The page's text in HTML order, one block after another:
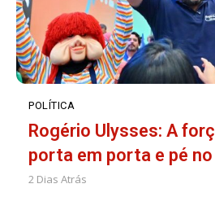
POLÍTICA
Rogério Ulysses: A
porta em porta e pé
2 Dias Atrás